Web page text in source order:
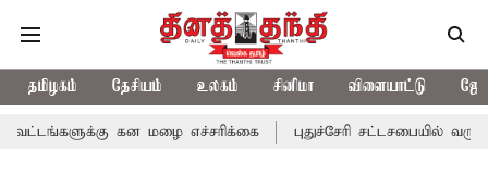
தமிழகம் தேசியம் உலகம் சினிமா விளையாட்டு
கன மழை எச்சரிக்கை புதுச்சேரி சட்டசபையில்